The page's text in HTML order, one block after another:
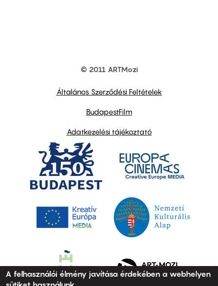
© 2011 ARTMozi
Általános Szerződési Feltételek
BudapestFilm
Adatkezelési tájékoztató
A felhasználói élmény javítása érdekében a webhelyen